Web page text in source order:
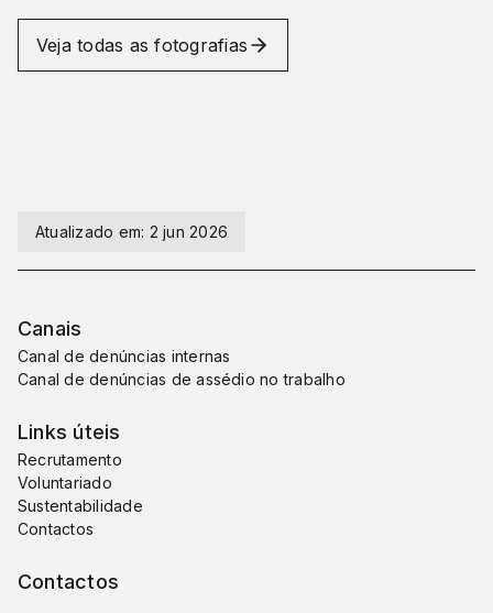
Veja todas as fotografias
Atualizado em: 2 jun 2026
Canais
Canal de denúncias internas
Canal de denúncias de assédio no trabalho
Links úteis
Recrutamento
Voluntariado
Sustentabilidade
Contactos
Contactos